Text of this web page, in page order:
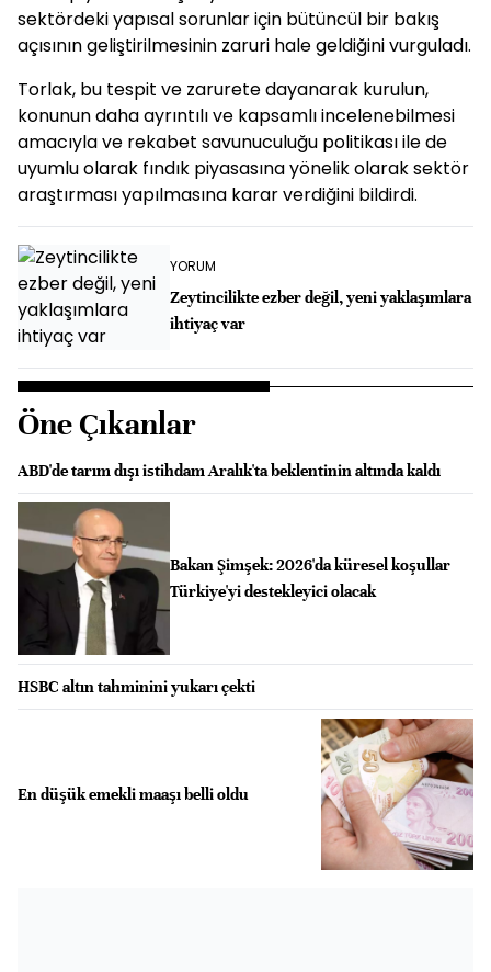
sektördeki yapısal sorunlar için bütüncül bir bakış
açısının geliştirilmesinin zaruri hale geldiğini vurguladı.
Torlak, bu tespit ve zarurete dayanarak kurulun,
konunun daha ayrıntılı ve kapsamlı incelenebilmesi
amacıyla ve rekabet savunuculuğu politikası ile de
uyumlu olarak fındık piyasasına yönelik olarak sektör
araştırması yapılmasına karar verdiğini bildirdi.
YORUM
Zeytincilikte ezber değil, yeni yaklaşımlara
ihtiyaç var
Öne Çıkanlar
ABD'de tarım dışı istihdam Aralık'ta beklentinin altında kaldı
Bakan Şimşek: 2026'da küresel koşullar
Türkiye'yi destekleyici olacak
HSBC altın tahminini yukarı çekti
En düşük emekli maaşı belli oldu